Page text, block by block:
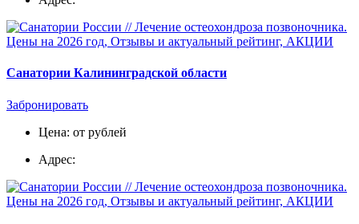
Санатории Калининградской области
Забронировать
Цена: от рублей
Адрес: